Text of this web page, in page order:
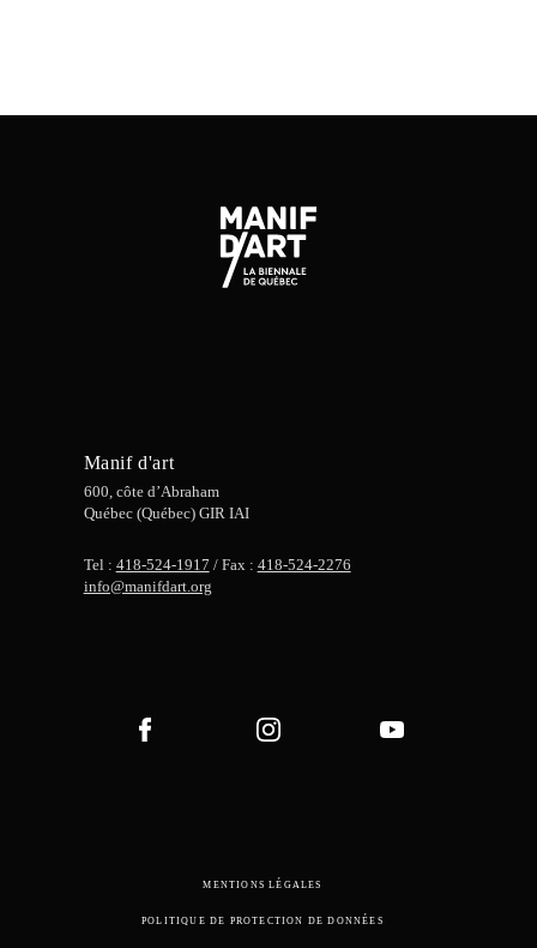
Manif d'art
600, côte d’Abraham
Québec (Québec) GIR IAI
Tel : 418-524-1917 / Fax : 418-524-2276
info@manifdart.org
MENTIONS LÉGALES
POLITIQUE DE PROTECTION DE DONNÉES